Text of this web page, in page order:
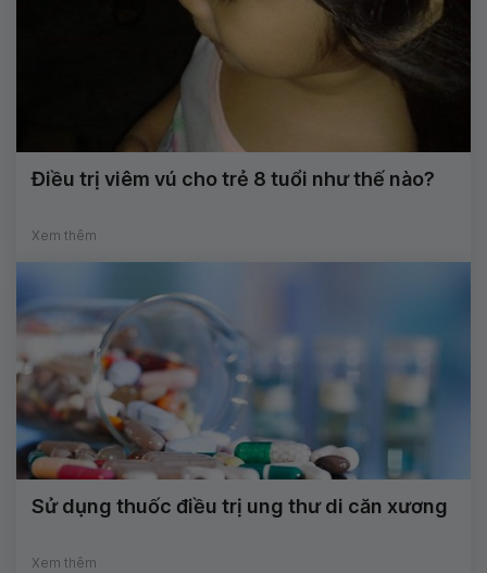
Điều trị viêm vú cho trẻ 8 tuổi như thế nào?
Xem thêm
Sử dụng thuốc điều trị ung thư di căn xương
Xem thêm